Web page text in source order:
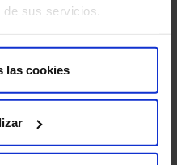
de sus servicios.
las cookies